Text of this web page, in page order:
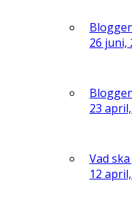
26 juni,
23
Vad
12